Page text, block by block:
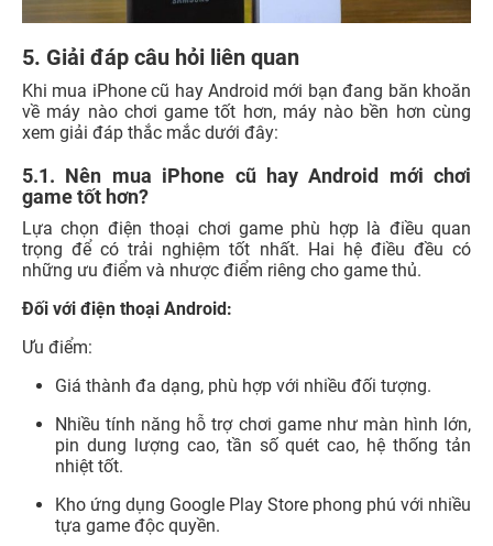
5. Giải đáp câu hỏi liên quan
Khi mua iPhone cũ hay Android mới bạn đang băn khoăn
về máy nào chơi game tốt hơn, máy nào bền hơn cùng
xem giải đáp thắc mắc dưới đây:
5.1. Nên mua iPhone cũ hay Android mới chơi
game tốt hơn?
Lựa chọn điện thoại chơi game phù hợp là điều quan
trọng để có trải nghiệm tốt nhất. Hai hệ điều đều có
những ưu điểm và nhược điểm riêng cho game thủ.
Đối với điện thoại Android:
Ưu điểm:
Giá thành đa dạng, phù hợp với nhiều đối tượng.
Nhiều tính năng hỗ trợ chơi game như màn hình lớn,
pin dung lượng cao, tần số quét cao, hệ thống tản
nhiệt tốt.
Kho ứng dụng Google Play Store phong phú với nhiều
tựa game độc quyền.